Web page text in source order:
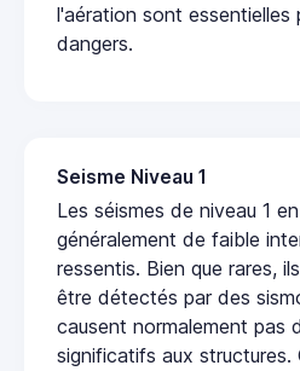
l'aération sont essentielles
dangers.
Seisme Niveau 1
Les séismes de niveau 1
généralement de faible
ressentis. Bien que rares,
être détectés par des
causent normalement pas
significatifs aux structures.